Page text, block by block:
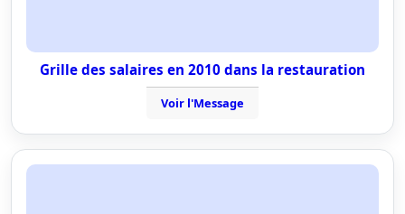
Grille des salaires en 2010 dans la restauration
Voir l'Message